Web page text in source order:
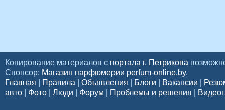
Копирование материалов с портала г. Петрикова
Спонсор: Магазин парфюмерии perfum-online.by.
Главная | Правила | Объявления | Блоги | Вакансии |
авто | Фото | Люди | Форум | Проблемы и решения |